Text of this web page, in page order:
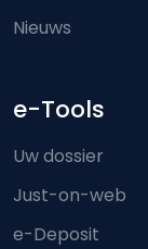
Nieuws
e-Tools
Uw dossier
Just-on-web
e-Deposit